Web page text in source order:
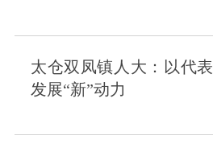
太仓双凤镇人大：以代
发展“新”动力